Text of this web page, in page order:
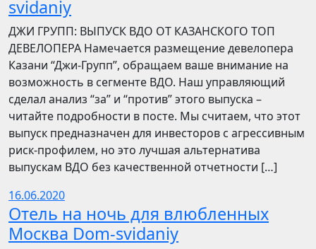
svidaniy
​​ДЖИ ГРУПП: ВЫПУСК ВДО ОТ КАЗАНСКОГО ТОП
ДЕВЕЛОПЕРА Намечается размещение девелопера
Казани “Джи-Групп”, обращаем ваше внимание на
возможность в сегменте ВДО. Наш управляющий
сделал анализ “за” и “против” этого выпуска –
читайте подробности в посте. Мы считаем, что этот
выпуск предназначен для инвесторов с агрессивным
риск-профилем, но это лучшая альтернатива
выпускам ВДО без качественной отчетности […]
16.06.2020
Отель на ночь для влюбленных
Москва Dom-svidaniy